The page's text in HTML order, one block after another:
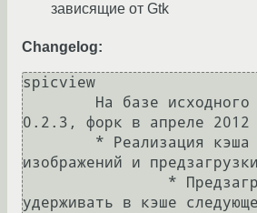
зависящие от Gtk
Changelog:
spicview
0.2.3, форк в апреле 2012
изображений и
удерживать в кэше